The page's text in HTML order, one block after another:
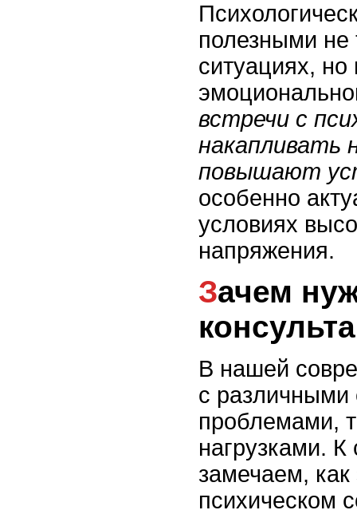
полезными не
ситуациях,
встречи с
накапливать
повышают
особенно
условиях
напряжения.
Зачем нужны психологические
В нашей
с различными
проблемами,
нагрузками.
замечаем,
психическом